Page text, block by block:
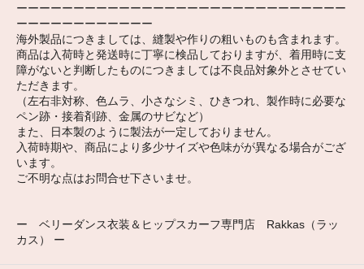
ーーーーーーーーーーーーーーーーーーーーーーーーーーーーー
ーーーーーーーーーーーー
海外製品につきましては、縫製や作りの粗いものも含まれます。
商品は入荷時と発送時に丁寧に検品しておりますが、着用時に支
障がないと判断したものにつきましては不良品対象外とさせてい
ただきます。
（左右非対称、色ムラ、小さなシミ、ひきつれ、製作時に必要な
ペン跡・接着剤跡、金属のサビなど）
また、日本製のように製法が一定しておりません。
入荷時期や、商品により多少サイズや色味がが異なる場合がござ
います。
ご不明な点はお問合せ下さいませ。
ー ベリーダンス衣装＆ヒップスカーフ専門店 Rakkas（ラッ
カス） ー